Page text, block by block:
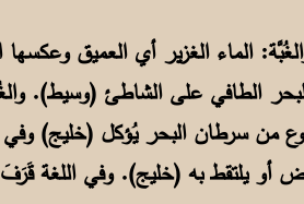
الماء الغزير أي العميق
الطافي على الشاطئ (وسيط).
القُبْقُب: نوع من سرطان البحر يُؤكل
يلتقط به (خليج). وفي اللغة